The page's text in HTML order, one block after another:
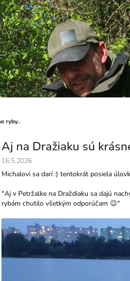
ryby..
Aj na Dražiaku sú
16.5.2026
Michalovi sa darí :) tentokrát posiela
"Aj v Petržalke na Draždiaku sa dajú
rybám chutilo všetkým odporúčam 😉"